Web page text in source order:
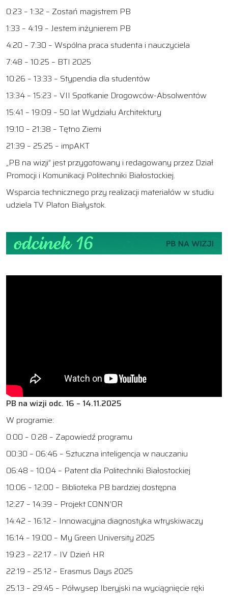
0:23 – 1:32 – Zostań magistrem PB
1:33 – 4:19 – Jestem inżynierem PB
4:20 – 7:30 – Wspólna praca studenta i nauczyciela
7:48 – 10:25 – BTI 2025
10:26 – 13:33 – Stypendia dla studentów
13:34 – 15:23 – VII Spotkanie Drogowców-Absolwentów
15:41 – 19:09 – 50 lat Wydziału Architektury
19:10 – 21:38 – Tętno Ziemi
21:39 – 25:25 – impAKT
„PB na wizji” jest przygotowany i redagowany przez Dział
Promocji i Komunikacji Politechniki Białostockiej.
Wsparcia technicznego przy realizacji materiałów w studiu
udziela TV Platon Białystok.
PB na wizji odc. 16 – 14.11.2025
W programie:
0:00 – 0:28 – Zapowiedź programu
00:30 – 06:46 – Sztuczna inteligencja w nauczaniu
06:48 – 10:04 – Patent dla Politechniki Białostockiej
10:06 – 12:00 – Biblioteka PB bardziej dostępna
12:27 – 14:39 – Projekt CONN’OR
14:42 – 16:12 – Innowacyjna diagnostyka wtryskiwaczy
16:14 – 19:00 – My Green University 2025
19:23 – 22:17 – IV Dzień HR
22:19 – 25:12 – Erasmus Days 2025
25:13 – 29:45 – Półwysep Iberyjski na wyciągnięcie ręki